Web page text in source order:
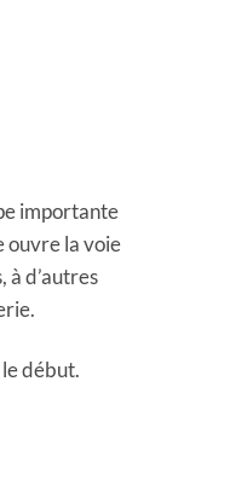
importante
ouvre la voie
à d’autres
le début.